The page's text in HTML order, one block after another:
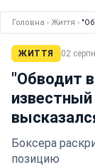
Головна › Життя ›
ЖИТТЯ 02
"Обводит
Боксера
позицию